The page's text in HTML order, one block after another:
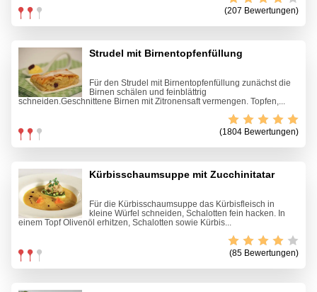
(207 Bewertungen)
Strudel mit Birnentopfenfüllung
Für den Strudel mit Birnentopfenfüllung zunächst die
Birnen schälen und feinblättrig
schneiden.Geschnittene Birnen mit Zitronensaft vermengen. Topfen,...
(1804 Bewertungen)
Kürbisschaumsuppe mit Zucchinitatar
Für die Kürbisschaumsuppe das Kürbisfleisch in
kleine Würfel schneiden, Schalotten fein hacken. In
einem Topf Olivenöl erhitzen, Schalotten sowie Kürbis...
(85 Bewertungen)